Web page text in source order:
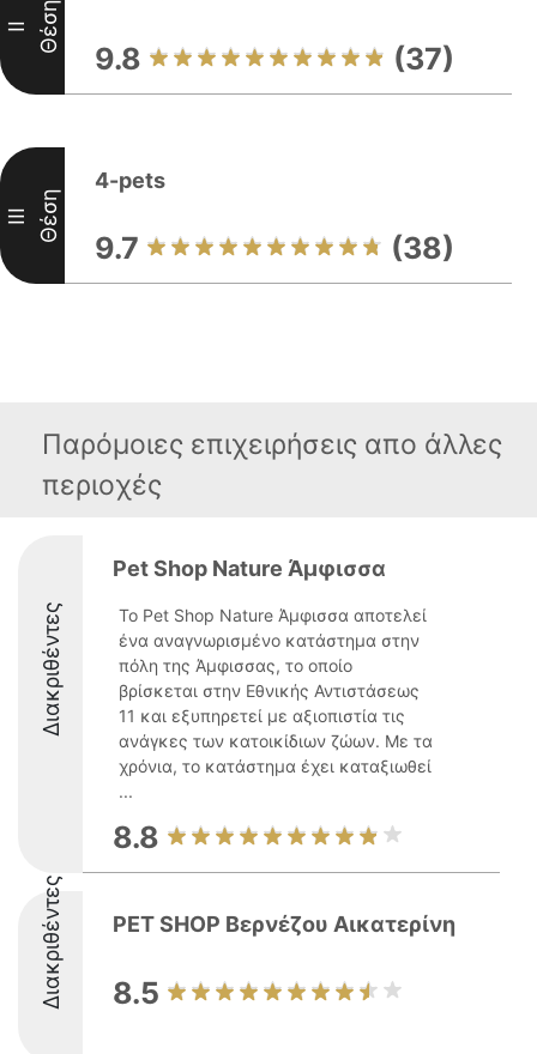
II Θέση
9.8 (37)
III Θέση
4-pets
9.7 (38)
Παρόμοιες επιχειρήσεις απο άλλες
περιοχές
Διακριθέντες
Pet Shop Nature Άμφισσα
Το Pet Shop Nature Άμφισσα αποτελεί
ένα αναγνωρισμένο κατάστημα στην
πόλη της Άμφισσας, το οποίο
βρίσκεται στην Εθνικής Αντιστάσεως
11 και εξυπηρετεί με αξιοπιστία τις
ανάγκες των κατοικίδιων ζώων. Με τα
χρόνια, το κατάστημα έχει καταξιωθεί
...
8.8
Διακριθέντες PET SHOP Βερνέζου Αικατερίνη
8.5